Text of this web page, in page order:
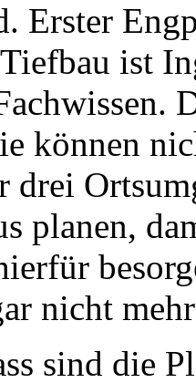
Erster
ist
können
drei
planen,
nicht
sind die